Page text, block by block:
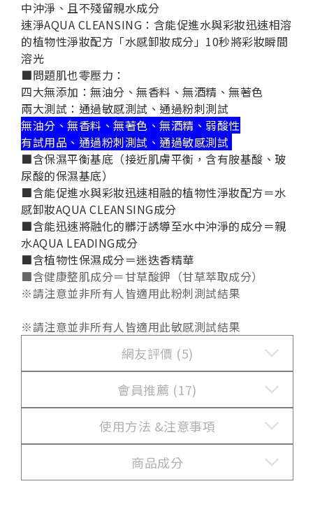
中沖淨、且不殘留親水成分
速淨AQUA CLEANSING： 含能促進水與彩妝迅速相溶
的植物性淨妝配方「水感卸妝成分」10秒將彩妝瞬間
溶光
■問題肌也零壓力：
四大無添加： 無油分、無香料、無酒精、無著色
兩大測試： 通過敏感測試、通過粉刺測試
無油分、無香料、無著色、無酒精、弱酸性
有試用品、通過粉刺測試、通過敏感測試
■含保濕平衡基底（接近肌膚平衡，含有胺基酸、玻
尿酸的保濕基底）
■含能促進水與彩妝迅速相融的植物性淨妝配方＝水
感卸妝AQUA CLEANSING成分
■含能迅速將融化的髒汙誘導至水中沖淨的成分＝親
水AQUA LEADING成分
■含植物性保濕成分＝迷迭香精華
■含健康整肌成分＝甘草酸鉀（甘草萃取成分）
※請注意並非所有人皆適用此粉刺測試結果
※請注意並非所有人皆適用此敏感測試結果
網友評價 (5)
會員推薦 (17)
使用方法 &注意事項
商品成分